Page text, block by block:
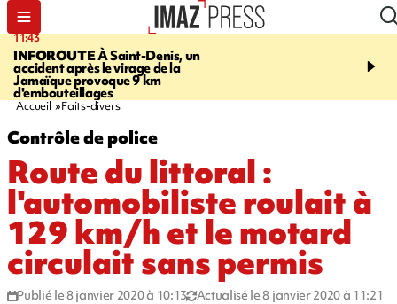
11:43
INFOROUTEÀ Saint-Denis, un
accident après le virage de la
Jamaïque provoque 9 km
d'embouteillages
16:35
gendarmes évacuent
Accueil Faits-divers
Contrôle de police
Route du littoral :
l'automobiliste roulait à
129 km/h et le motard
circulait sans permis
Publié le 8 janvier 2020 à 10:13 Actualisé le 8 janvier 2020 à 11:21